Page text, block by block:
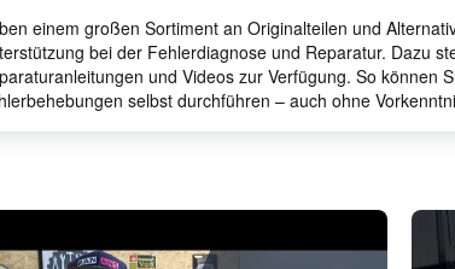
einem großen Sortiment an Originalteilen und
bei der Fehlerdiagnose und Reparatur. Dazu
und Videos zur Verfügung. So können
selbst durchführen – auch ohne